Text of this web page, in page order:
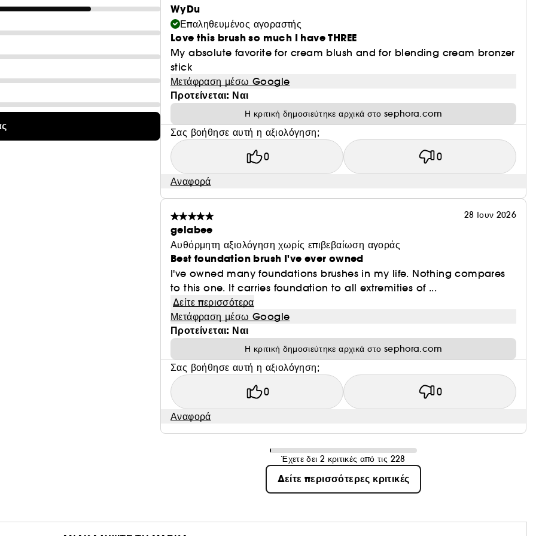
WyDu
Επαληθευμένος αγοραστής
Love this brush so much I have THREE
My absolute favorite for cream blush and for blending cream bronzer
stick
Μετάφραση μέσω Google
Προτείνεται: Ναι
Η κριτική δημοσιεύτηκε αρχικά στο sephora.com
Σας βοήθησε αυτή η αξιολόγηση;
0 0
Αναφορά
28 Ιουν 2026
gelabee
Αυθόρμητη αξιολόγηση χωρίς επιβεβαίωση αγοράς
Best foundation brush I've ever owned
I've owned many foundations brushes in my life. Nothing compares
to this one. It carries foundation to all extremities of ...
Δείτε περισσότερα
Μετάφραση μέσω Google
Προτείνεται: Ναι
Η κριτική δημοσιεύτηκε αρχικά στο sephora.com
Σας βοήθησε αυτή η αξιολόγηση;
0 0
Αναφορά
Έχετε δει 2 κριτικές από τις 228
Δείτε περισσότερες κριτικές